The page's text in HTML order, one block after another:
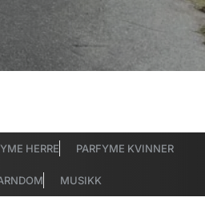
HERRE PARFYME KVINNER
MUSIKK